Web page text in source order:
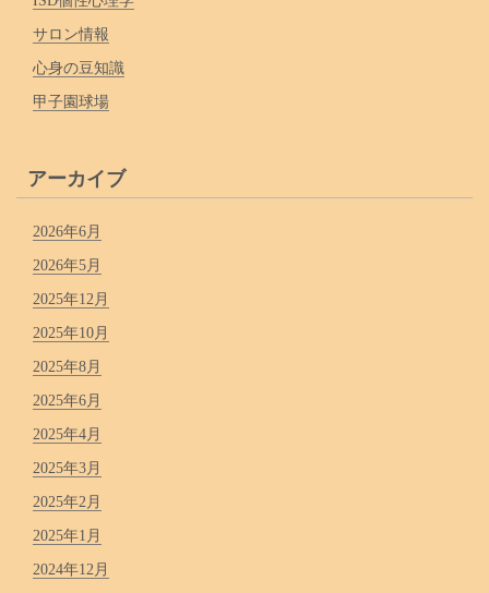
サロン情報
心身の豆知識
甲子園球場
アーカイブ
2026年6月
2026年5月
2025年12月
2025年10月
2025年8月
2025年6月
2025年4月
2025年3月
2025年2月
2025年1月
2024年12月